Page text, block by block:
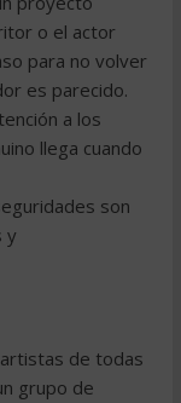
o el actor
para no volver
es parecido.
a los
llega cuando
son
y
de todas
grupo de